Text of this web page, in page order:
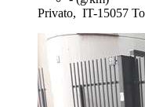
Privato, IT-15057